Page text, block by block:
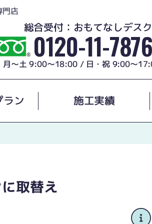
門店
総合受付：おもてなしデスク
0120-11-7876
月～土 9:00～18:00 / 日・祝 9:00～
ラン 施工実績
取替え